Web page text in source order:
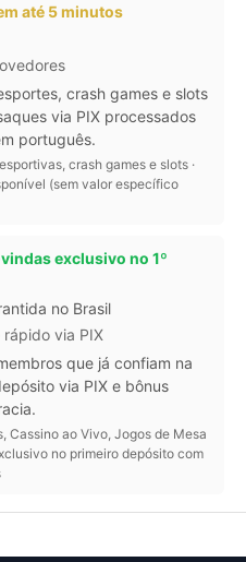
até 5 minutos
crash games e slots
via PIX processados
português.
crash games e slots ·
(sem valor específico
exclusivo no 1º
no Brasil
via PIX
que já confiam na
via PIX e bônus
Cassino ao Vivo, Jogos de Mesa
no primeiro depósito com